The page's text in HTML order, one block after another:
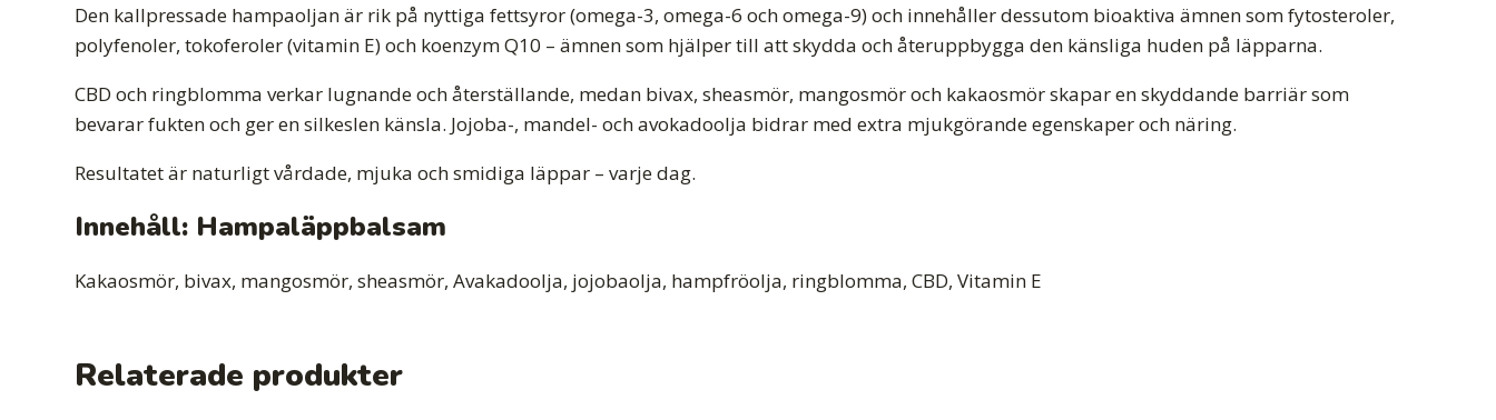
Den kallpressade hampaoljan är rik på nyttiga fettsyror (omega-3, omega-6 och omega-9) och innehåller dessutom bioaktiva ämnen som fytosteroler,
polyfenoler, tokoferoler (vitamin E) och koenzym Q10 – ämnen som hjälper till att skydda och återuppbygga den känsliga huden på läpparna.
CBD och ringblomma verkar lugnande och återställande, medan bivax, sheasmör, mangosmör och kakaosmör skapar en skyddande barriär som
bevarar fukten och ger en silkeslen känsla. Jojoba-, mandel- och avokadoolja bidrar med extra mjukgörande egenskaper och näring.
Resultatet är naturligt vårdade, mjuka och smidiga läppar – varje dag.
Innehåll: Hampaläppbalsam
Kakaosmör, bivax, mangosmör, sheasmör, Avakadoolja, jojobaolja, hampfröolja, ringblomma, CBD, Vitamin E
Relaterade produkter